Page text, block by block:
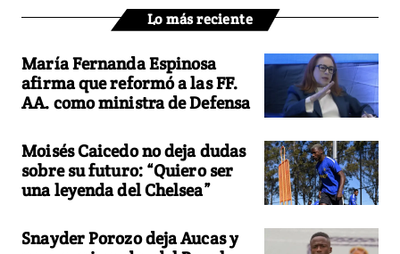
Lo más reciente
María Fernanda Espinosa
afirma que reformó a las FF.
AA. como ministra de Defensa
Moisés Caicedo no deja dudas
sobre su futuro: “Quiero ser
una leyenda del Chelsea”
Snayder Porozo deja Aucas y